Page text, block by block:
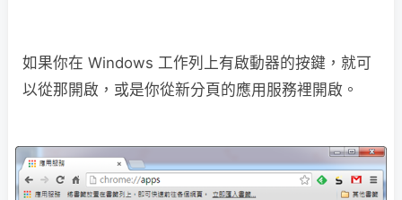
如果你在 Windows 工作列上有啟動器的按鍵，就可
以從那開啟，或是你從新分頁的應用服務裡開啟。